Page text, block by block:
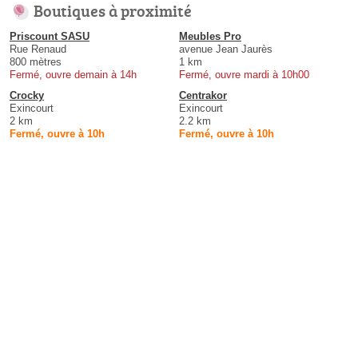
Boutiques à proximité
Priscount SASU
Rue Renaud
800 mètres
Fermé, ouvre demain à 14h
Meubles Pro
avenue Jean Jaurès
1 km
Fermé, ouvre mardi à 10h00
Crocky
Exincourt
2 km
Fermé, ouvre à 10h
Centrakor
Exincourt
2.2 km
Fermé, ouvre à 10h